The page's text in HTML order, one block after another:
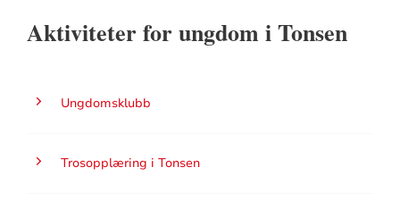
Aktiviteter for ungdom i Tonsen
Ungdomsklubb
Trosopplæring i Tonsen